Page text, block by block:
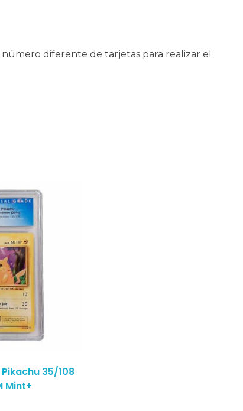
diferente de tarjetas para realizar el
35/108
Mint+